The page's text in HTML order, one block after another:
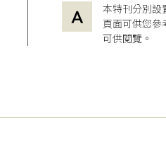
本特刊分別設
頁面可供您參
可供閱覽。